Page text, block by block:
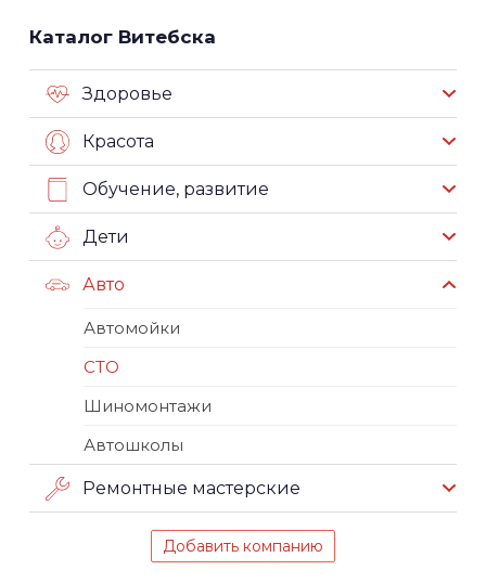
Каталог Витебска
Здоровье
Красота
Обучение, развитие
Дети
Авто
Автомойки
СТО
Шиномонтажи
Автошколы
Ремонтные мастерские
Добавить компанию